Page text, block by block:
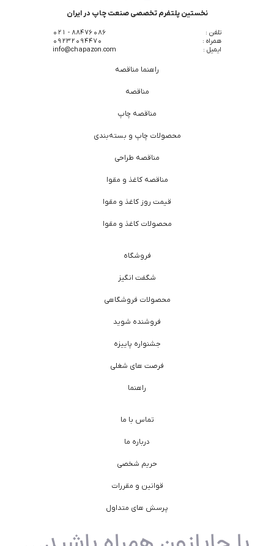
نخستین پلتفرم تخصصی صنعت چاپ در ایران
تلفن :
88476086 - 021
همراه :
09232094470
ایمیل :
info@chapazon.com
راهنما مناقصه
مناقصه
مناقصه چاپ
محصولات چاپ و بسته‌بندی
مناقصه طراحی
مناقصه کاغذ و مقوا
قیمت روز کاغذ و مقوا
محصولات کاغذ و مقوا
فروشگاه
شگفت انگیز
محصولات فروشگاهی
فروشنده شوید
جشنواره پاییزه
فرصت های شغلی
راهنما
تماس با ما
درباره ما
حریم شخصی
قوانین و مقررات
پرسش های متداول